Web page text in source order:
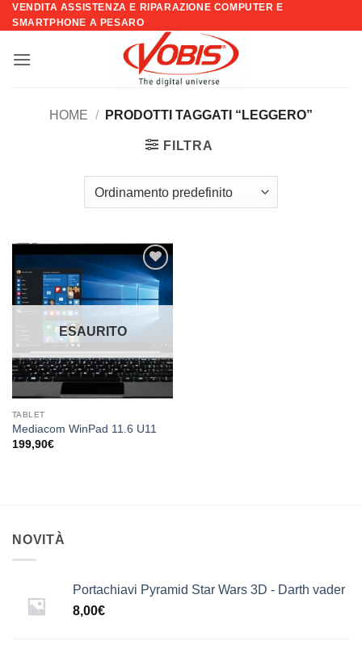
Salta
ai
VENDITA ASSISTENZA E RIPARAZIONE COMPUTER E
SMARTPHONE A PESARO
HOME / PRODOTTI TAGGATI “LEGGERO”
FILTRA
Aggiungi
alla lista
dei
ESAURITO
TABLET
Mediacom WinPad 11.6 U11
199,90€
NOVITÀ
Portachiavi Pyramid Star Wars 3D - Darth vader
8,00€